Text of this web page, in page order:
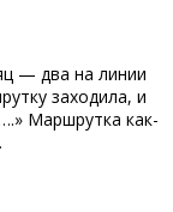
— два на линии
заходила, и
Маршрутка как-